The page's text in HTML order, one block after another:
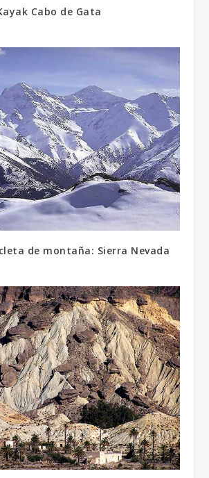
Cabo de Gata
de montaña: Sierra Nevada